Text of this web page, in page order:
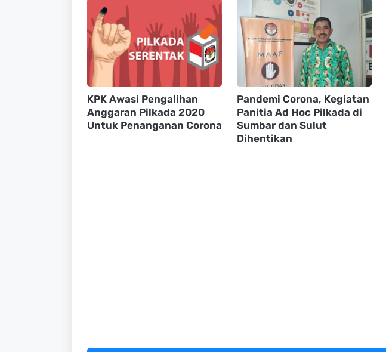
KPK Awasi Pengalihan
Anggaran Pilkada 2020
Untuk Penanganan Corona
Pandemi Corona, Kegiatan
Panitia Ad Hoc Pilkada di
Sumbar dan Sulut
Dihentikan